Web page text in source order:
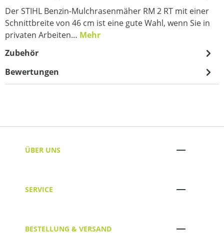
Der STIHL Benzin-Mulchrasenmäher RM 2 RT mit einer
Schnittbreite von 46 cm ist eine gute Wahl, wenn Sie in
privaten Arbeiten… Mehr
Zubehör
Bewertungen
ÜBER UNS
SERVICE
BESTELLUNG & VERSAND